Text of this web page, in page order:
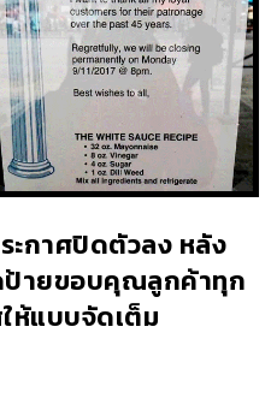
ะกาศปิดตัวลง หลัง
ป้ายขอบคุณลูกค้าทุก
ห้แบบจัดเต็ม